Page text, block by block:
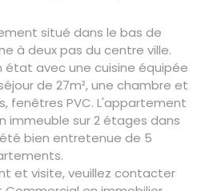
situé dans le bas de
à deux pas du centre ville.
état avec une cuisine équipée
de 27m², une chambre et
fenêtres PVC. L'appartement
immeuble sur 2 étages dans
bien entretenue de 5
et visite, veuillez contacter